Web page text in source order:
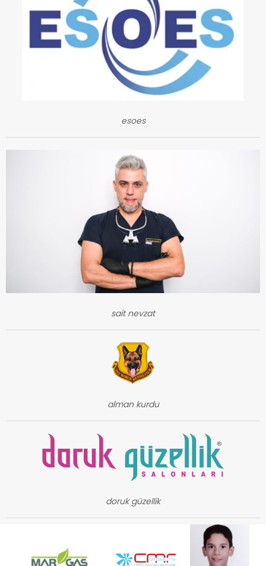
esoes
sait nevzat
alman kurdu
doruk güzellik